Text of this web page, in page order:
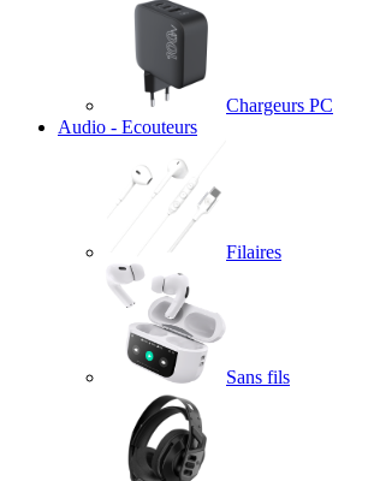
Chargeurs PC
Audio - Ecouteurs
Filaires
Sans fils